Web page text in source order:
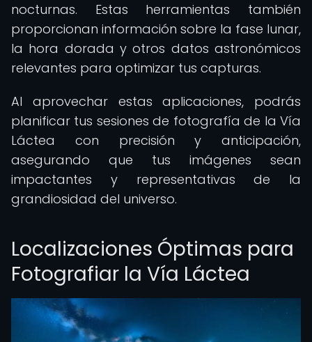
nocturnas. Estas herramientas también
proporcionan información sobre la fase lunar,
la hora dorada y otros datos astronómicos
relevantes para optimizar tus capturas.
Al aprovechar estas aplicaciones, podrás
planificar tus sesiones de fotografía de la Vía
Láctea con precisión y anticipación,
asegurando que tus imágenes sean
impactantes y representativas de la
grandiosidad del universo.
Localizaciones Óptimas para
Fotografiar la Vía Láctea